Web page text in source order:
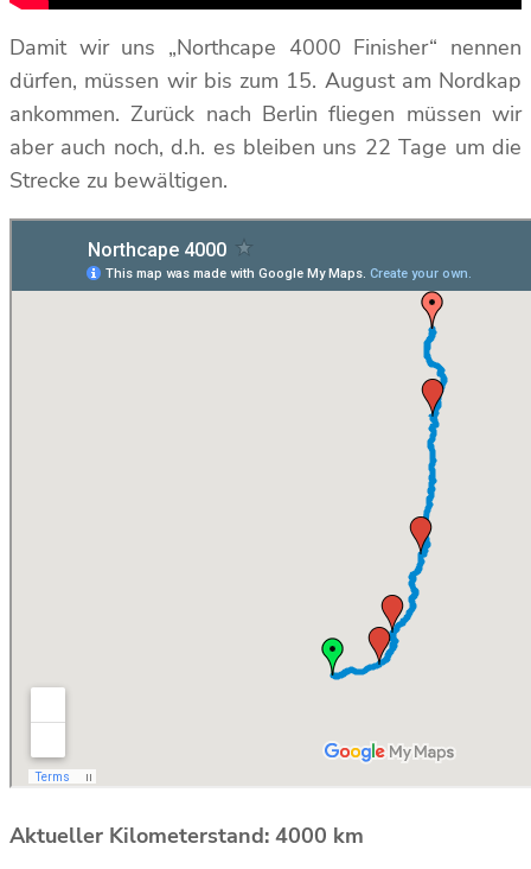
Damit wir uns „Northcape 4000 Finisher“ nennen
dürfen, müssen wir bis zum 15. August am Nordkap
ankommen. Zurück nach Berlin fliegen müssen wir
aber auch noch, d.h. es bleiben uns 22 Tage um die
Strecke zu bewältigen.
Aktueller Kilometerstand: 4000 km